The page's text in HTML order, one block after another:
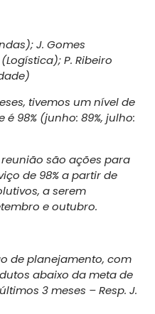
J. Gomes
P. Ribeiro
tivemos um nível de
98% (junho: 89%, julho:
são ações para
de 98% a partir de
a serem
e outubro.
de planejamento, com
abaixo da meta de
3 meses – Resp. J.